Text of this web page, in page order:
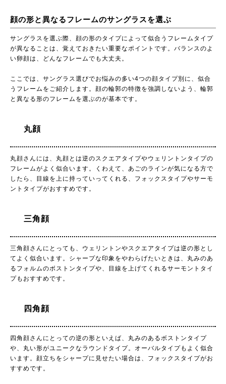
顔の形と異なるフレームのサングラスを選ぶ
サングラスを選ぶ際、顔の形のタイプによって似合うフレームタイプ
が異なることは、覚えておきたい重要なポイントです。バランスのよ
い卵顔は、どんなフレームでも大丈夫。
ここでは、サングラス選びでお悩みの多い4つの顔タイプ別に、似合
うフレームをご紹介します。顔の輪郭の特徴を強調しないよう、輪郭
と異なる形のフレームを選ぶのが基本です。
丸顔
丸顔さんには、丸顔とは逆のスクエアタイプやウェリントンタイプの
フレームがよく似合います。くわえて、あごのラインが気になる方で
したら、目線を上に持っていってくれる、フォックスタイプやサーモ
ントタイプがおすすめです。
三角顔
三角顔さんにとっても、ウェリントンやスクエアタイプは逆の形とし
てよく似合います。シャープな印象をやわらげたいときは、丸みのあ
るフォルムのボストンタイプや、目線を上げてくれるサーモントタイ
プもおすすめです。
四角顔
四角顔さんにとっての逆の形といえば、丸みのあるボストンタイプ
や、丸い形がユニークなラウンドタイプ。オーバルタイプもよく似合
います。顔立ちをシャープに見せたい場合は、フォックスタイプがお
すすめです。